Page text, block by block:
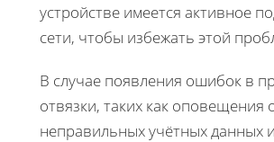
устройстве имеется активное
сети, чтобы избежать этой
В случае появления ошибок в
отвязки, таких как оповещения
неправильных учётных данных